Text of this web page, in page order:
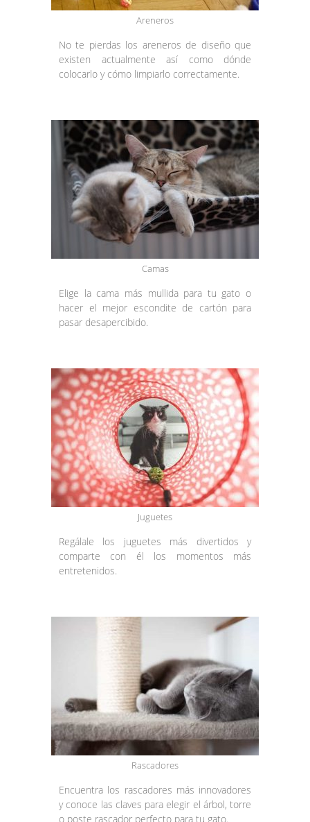
Areneros
No te pierdas los areneros de diseño que
existen actualmente así como dónde
colocarlo y cómo limpiarlo correctamente.
Camas
Elige la cama más mullida para tu gato o
hacer el mejor escondite de cartón para
pasar desapercibido.
Juguetes
Regálale los juguetes más divertidos y
comparte con él los momentos más
entretenidos.
Rascadores
Encuentra los rascadores más innovadores
y conoce las claves para elegir el árbol, torre
o poste rascador perfecto para tu gato.